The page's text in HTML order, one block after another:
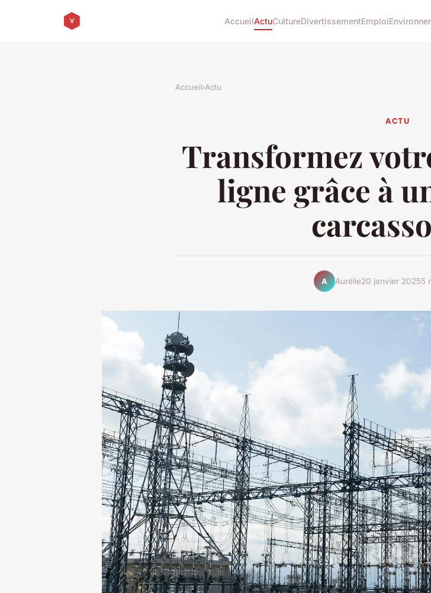
AccueilActuCultureDivertissementEmploi
Accueil›Actu
ACTU
Transformez
ligne grâce à
A Aurélie20 janvier 20255